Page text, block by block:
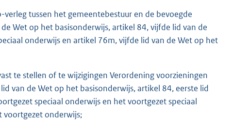
tussen het gemeentebestuur en de bevoegde
Wet op het basisonderwijs, artikel 84, vijfde lid van de
onderwijs en artikel 76m, vijfde lid van de Wet op het
te stellen of te wijzigingen Verordening voorzieningen
van de Wet op het basisonderwijs, artikel 84, eerste lid
speciaal onderwijs en het voortgezet speciaal
voortgezet onderwijs;